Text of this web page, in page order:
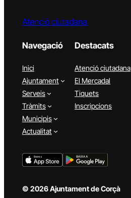
Atenció ciutadana
Navegació
Inici
Ajuntament
Serveis
Tràmits
Municipis
Actualitat
Destacats
Atenció ciutadana
El Mercadal
Tiquets
Inscripcions
© 2026 Ajuntament de Corçà